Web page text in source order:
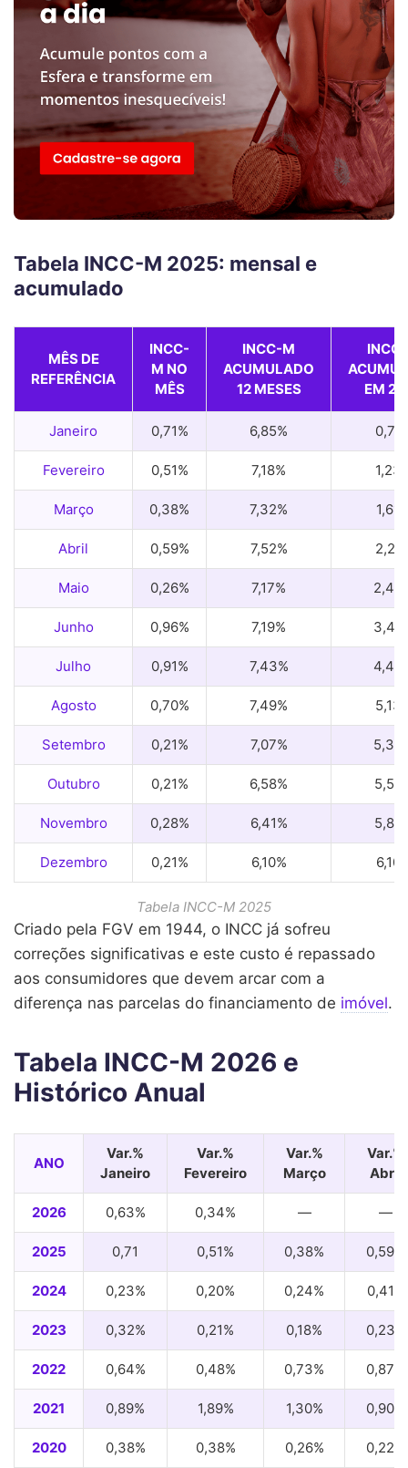
Tabela INCC-M 2025: mensal e
acumulado
MÊS DE
REFERÊNCIA
INCC-
M NO
MÊS
INCC-M
ACUMULADO
12 MESES
EM
Janeiro 0,71% 6,85%
Fevereiro 0,51% 7,18%
Março 0,38% 7,32%
Abril 0,59% 7,52%
Maio 0,26% 7,17%
Junho 0,96% 7,19%
Julho 0,91% 7,43%
Agosto 0,70% 7,49%
Setembro 0,21% 7,07%
Outubro 0,21% 6,58%
Novembro 0,28% 6,41%
Dezembro 0,21% 6,10%
Tabela INCC-M 2025
Criado pela FGV em 1944, o INCC já sofreu
correções significativas e este custo é repassado
aos consumidores que devem arcar com a
diferença nas parcelas do financiamento de imóvel.
Tabela INCC-M 2026 e
Histórico Anual
ANO
Var.%
Janeiro
Var.%
Fevereiro
Var.%
Março
Var.%
Abril
2026 0,63% 0,34% — —
2025 0,71 0,51% 0,38% 0,59%
2024 0,23% 0,20% 0,24% 0,41%
2023 0,32% 0,21% 0,18% 0,23%
2022 0,64% 0,48% 0,73% 0,87%
2021 0,89% 1,89% 1,30% 0,90%
2020 0,38% 0,38% 0,26% 0,22%